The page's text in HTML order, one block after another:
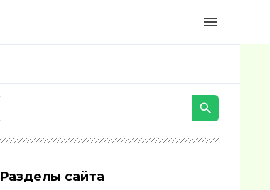
menu
Разделы сайта